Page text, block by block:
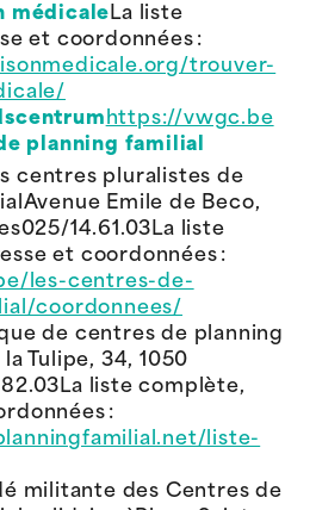
médicale La liste
et coordonnées :
trouver-
https://vwgc.be
planning familial
centres pluralistes de
Emile de Beco,
14.61.03La liste
et coordonnées :
les-centres-de-
coordonnees/
de centres de planning
Tulipe, 34, 1050
liste complète,
:
liste-
militante des Centres de